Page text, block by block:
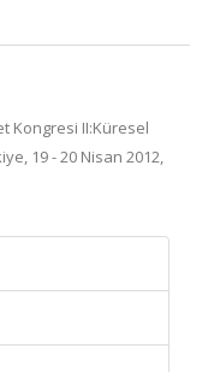
Kongresi II:Küresel
19 - 20 Nisan 2012,